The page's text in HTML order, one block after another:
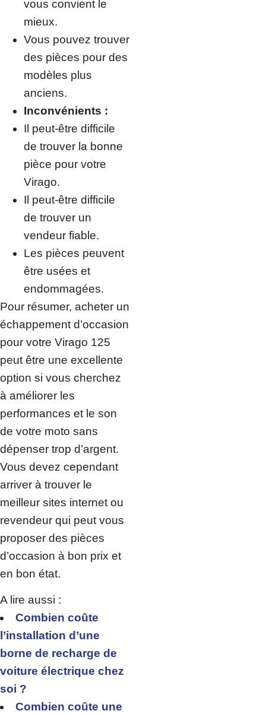
vous convient le
mieux.
Vous pouvez trouver
des pièces pour des
modèles plus
anciens.
Inconvénients :
Il peut-être difficile
de trouver la bonne
pièce pour votre
Virago.
Il peut-être difficile
de trouver un
vendeur fiable.
Les pièces peuvent
être usées et
endommagées.
Pour résumer, acheter un
échappement d’occasion
pour votre Virago 125
peut être une excellente
option si vous cherchez
à améliorer les
performances et le son
de votre moto sans
dépenser trop d’argent.
Vous devez cependant
arriver à trouver le
meilleur sites internet ou
revendeur qui peut vous
proposer des pièces
d’occasion à bon prix et
en bon état.
A lire aussi :
Combien coûte
l’installation d’une
borne de recharge de
voiture électrique chez
soi ?
Combien coûte une